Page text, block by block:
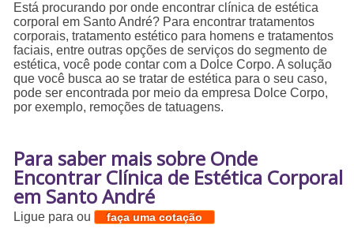
Está procurando por onde encontrar clínica de estética
corporal em Santo André? Para encontrar tratamentos
corporais, tratamento estético para homens e tratamentos
faciais, entre outras opções de serviços do segmento de
estética, você pode contar com a Dolce Corpo. A solução
que você busca ao se tratar de estética para o seu caso,
pode ser encontrada por meio da empresa Dolce Corpo,
por exemplo, remoções de tatuagens.
Para saber mais sobre Onde
Encontrar Clínica de Estética Corporal
em Santo André
Ligue paraou faça uma cotação